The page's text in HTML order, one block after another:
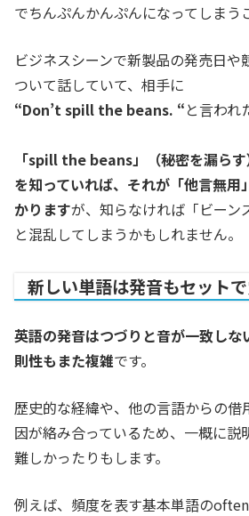
でちんぷんかんぷんになってしまう
ビジネスシーンで新製品の発売日や
ついて話していて、相手に
“Don’t spill the beans. “と言われ
「spill the beans」（秘密を漏ら
を知っていれば、それが「他言無用
かりますが、知らなければ「ビーン
と混乱してしまうかもしれません。
新しい単語は発音もセット
英語の発音はつづりと音が一致しな
則性もまた複雑です。
歴史的な経緯や、他の言語からの借
因が絡み合っているため、一概に説
難しかったりもします。
例えば、頻度を表す基本単語のoften